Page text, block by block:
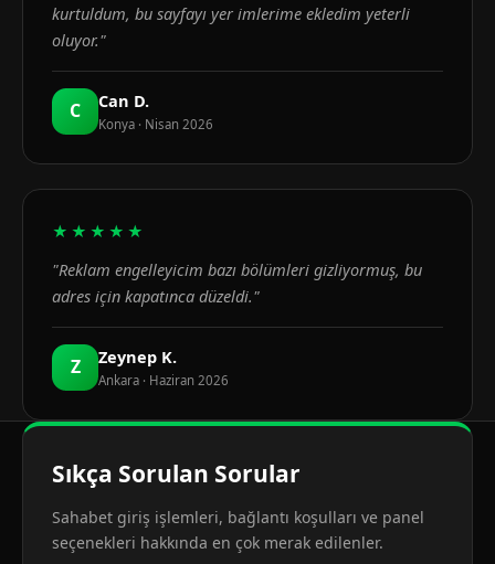
kurtuldum, bu sayfayı yer imlerime ekledim yeterli
oluyor."
C Can D.
Konya · Nisan 2026
★★★★★
"Reklam engelleyicim bazı bölümleri gizliyormuş, bu
adres için kapatınca düzeldi."
Z Zeynep K.
Ankara · Haziran 2026
Sıkça Sorulan Sorular
Sahabet giriş işlemleri, bağlantı koşulları ve panel
seçenekleri hakkında en çok merak edilenler.